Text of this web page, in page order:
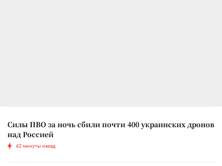
Силы ПВО за ночь сбили почти 400 украинских дронов
над Россией
42 минуты назад